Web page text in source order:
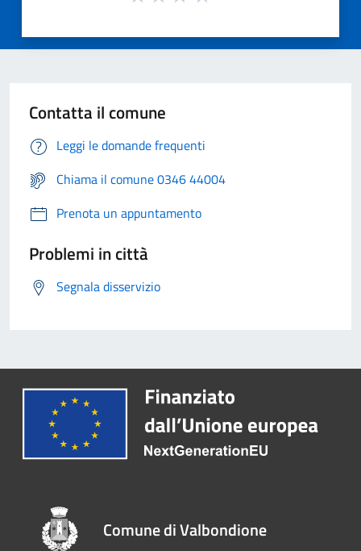
Contatta il comune
Leggi le domande frequenti
Chiama il comune 0346 44004
Prenota un appuntamento
Problemi in città
Segnala disservizio
Comune di Valbondione